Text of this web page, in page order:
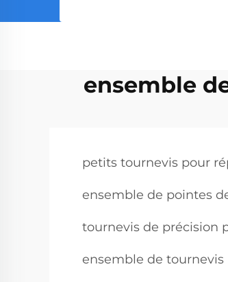
ensemble
petits tournevis pour
ensemble de pointes
tournevis de précision
ensemble de